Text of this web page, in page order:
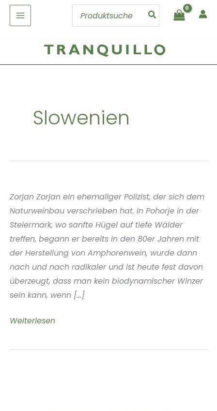
Inhalt
springen
Search
Slowenien
Zorjan Zorjan ein ehemaliger Polizist, der sich dem
Naturweinbau verschrieben hat. In Pohorje in der
Steiermark, wo sanfte Hügel auf tiefe Wälder
treffen, begann er bereits in den 80er Jahren mit
der Herstellung von Amphorenwein, wurde dann
nach und nach radikaler und ist heute fest davon
überzeugt, dass man kein biodynamischer Winzer
sein kann, wenn [...]
Weingut
Pohorje
Weiterlesen